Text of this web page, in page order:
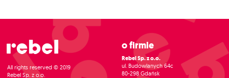
All rights reserved © 2019
Rebel Sp. z o.o.
O firmie
Rebel Sp. z o.o.
ul. Budowlanych 64c
80-298 Gdańsk